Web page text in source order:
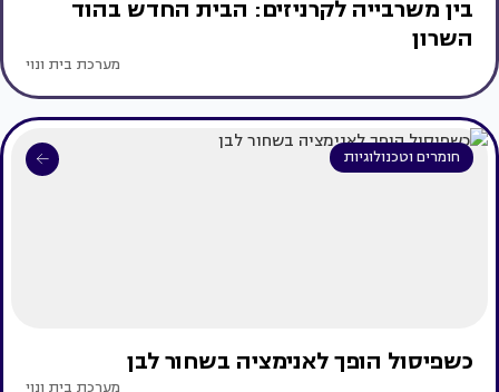
בין משרבייה לקרניזים: הבית החדש בהוד
השרון
מערכת בית ונוי
חומרים וטכנולוגיות
כשפיסול הופך לאנימציה בשחור לבן
מערכת בית ונוי